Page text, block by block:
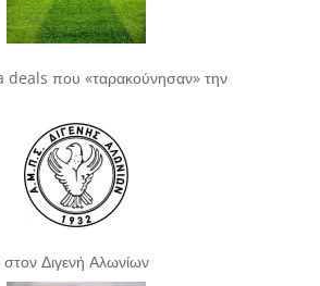
deals που «ταρακούνησαν» την
Διγενή Αλωνίων